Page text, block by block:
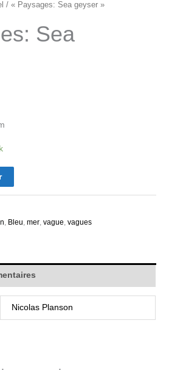
/ « Paysages: Sea geyser »
Sea
Bleu ,mer ,vague ,vagues
Nicolas Planson